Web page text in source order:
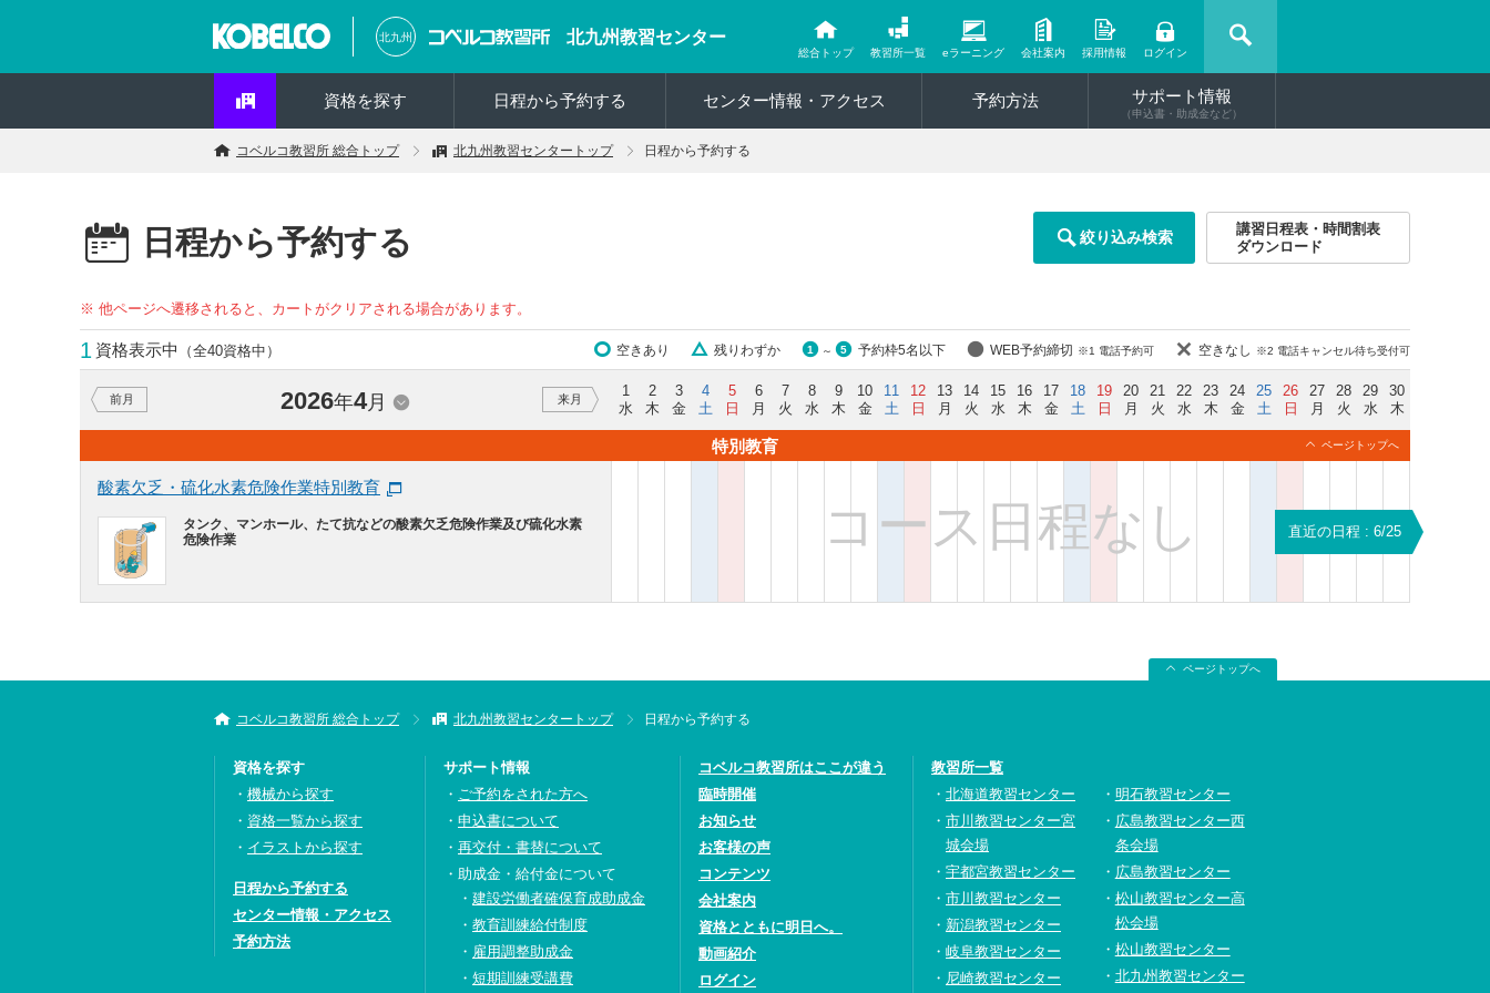
北九州 北九州教習センター
総合トップ 教習所一覧 eラーニング 会社案内 採用情報 ログイン
資格を探す 日程から予約する センター情報・アクセス 予約方法 サポート情報
（申込書・助成金など）
コベルコ教習所 総合トップ 北九州教習センタートップ 日程から予約する
日程から予約する 絞り込み検索
講習日程表・時間割表
ダウンロード
※ 他ページへ遷移されると、カートがクリアされる場合があります。
1 資格表示中 （全40資格中） 空きあり 残りわずか 1 ～ 5 予約枠5名以下 WEB予約締切 ※1 電話予約可 空きなし ※2 電話キャンセル待ち受付可
前月 2026年4月 来月
1
水
2
木
3
金
4
土
5
日
6
月
7
火
8
水
9
木
10
金
11
土
12
日
13
月
14
火
15
水
16
木
17
金
18
土
19
日
20
月
21
火
22
水
23
木
24
金
25
土
26
日
27
月
28
火
29
水
30
木
特別教育 ページトップへ
酸素欠乏・硫化水素危険作業特別教育
タンク、マンホール、たて抗などの酸素欠乏危険作業及び硫化水素
危険作業
コース日程なし 直近の日程 : 6/25
ページトップへ
コベルコ教習所 総合トップ 北九州教習センタートップ 日程から予約する
資格を探す
機械から探す
資格一覧から探す
イラストから探す
日程から予約する
センター情報・アクセス
予約方法
サポート情報
ご予約をされた方へ
申込書について
再交付・書替について
助成金・給付金について
建設労働者確保育成助成金
教育訓練給付制度
雇用調整助成金
短期訓練受講費
コベルコ教習所はここが違う
臨時開催
お知らせ
お客様の声
コンテンツ
会社案内
資格とともに明日へ。
動画紹介
ログイン
教習所一覧
北海道教習センター
市川教習センター宮
城会場
宇都宮教習センター
市川教習センター
新潟教習センター
岐阜教習センター
尼崎教習センター
明石教習センター
広島教習センター西
条会場
広島教習センター
松山教習センター高
松会場
松山教習センター
北九州教習センター